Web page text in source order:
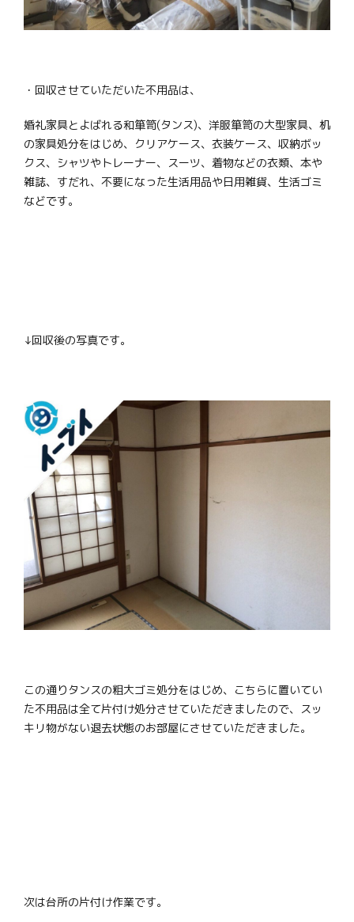
・回収させていただいた不用品は、
婚礼家具とよばれる和箪笥(タンス)、洋服箪笥の大型家具、机
の家具処分をはじめ、クリアケース、衣装ケース、収納ボッ
クス、シャツやトレーナー、スーツ、着物などの衣類、本や
雑誌、すだれ、不要になった生活用品や日用雑貨、生活ゴミ
などです。
↓回収後の写真です。
この通りタンスの粗大ゴミ処分をはじめ、こちらに置いてい
た不用品は全て片付け処分させていただきましたので、スッ
キリ物がない退去状態のお部屋にさせていただきました。
次は台所の片付け作業です。